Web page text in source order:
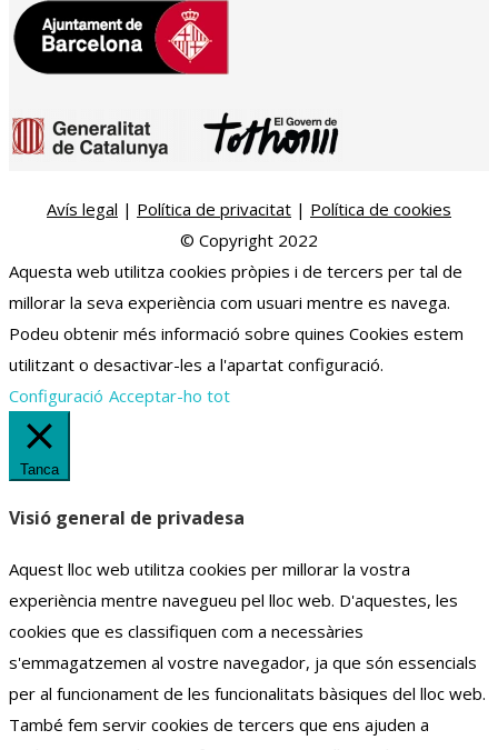
Avís legal | Política de privacitat | Política de cookies
© Copyright 2022
Aquesta web utilitza cookies pròpies i de tercers per tal de
millorar la seva experiència com usuari mentre es navega.
Podeu obtenir més informació sobre quines Cookies estem
utilitzant o desactivar-les a l'apartat configuració.
Configuració Acceptar-ho tot
Tanca
Visió general de privadesa
Aquest lloc web utilitza cookies per millorar la vostra
experiència mentre navegueu pel lloc web. D'aquestes, les
cookies que es classifiquen com a necessàries
s'emmagatzemen al vostre navegador, ja que són essencials
per al funcionament de les funcionalitats bàsiques del lloc web.
També fem servir cookies de tercers que ens ajuden a